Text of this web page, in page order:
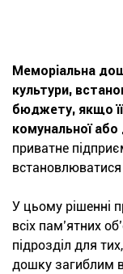
Меморіальна
культури,
бюджету, якщо
комунальної або
приватне
У цьому рішенні
всіх пам’ятних
підрозділ для
дошку загиблим